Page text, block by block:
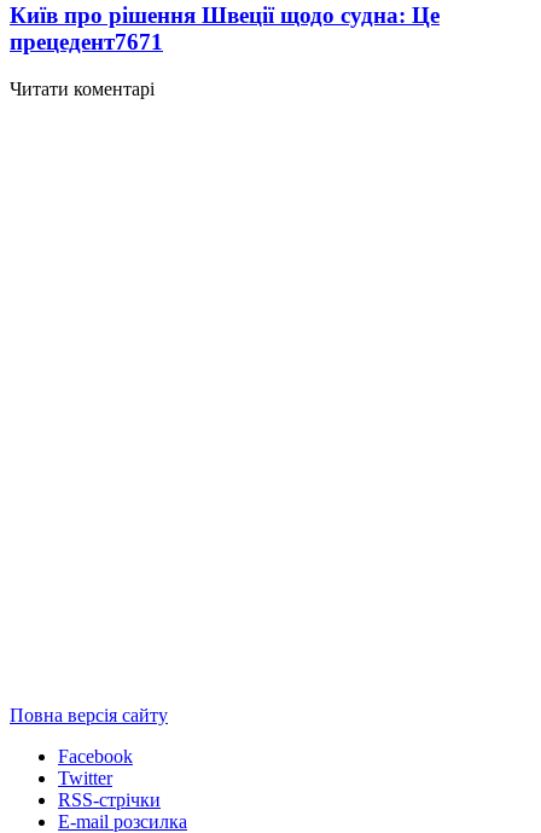
Київ про рішення Швеції щодо судна: Це
прецедент7671
Читати коментарі
Повна версія сайту
Facebook
Twitter
RSS-стрічки
E-mail розсилка